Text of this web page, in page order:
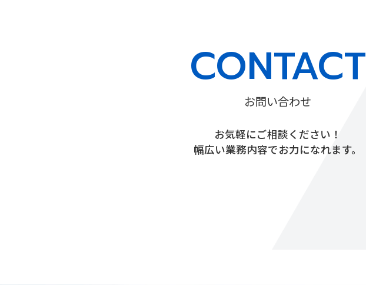
CONTACT
お問い合わせ
お気軽にご相談ください！
幅広い業務内容でお力になれます。